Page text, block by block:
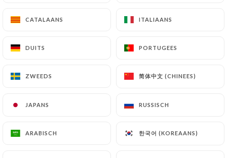
CATALAANS ITALIAANS
DUITS PORTUGEES
ZWEEDS 简体中文 (CHINEES)
JAPANS RUSSISCH
ARABISCH 한국어 (KOREAANS)
CATALAANS ITALIAANS
DUITS PORTUGEES
ZWEEDS 简体中文 (CHINEES)
JAPANS RUSSISCH
ARABISCH 한국어 (KOREAANS)